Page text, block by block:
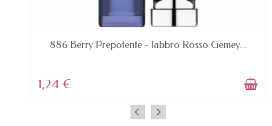
AVAILABLE
886 Berry Prepotente - labbro Rosso Gemey...
1,24 €